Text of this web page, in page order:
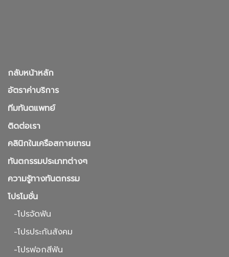
กลับหน้าหลัก
อัตราค่าบริการ
ทีมทันตแพทย์
ติดต่อเรา
คลินิกในเครือสกายเทรน
ทันตกรรมประเภทต่างๆ
ความรู้ทางทันตกรรม
โปรโมชั่น
-โปรจัดฟัน
-โปรประกันสังคม
-โปรฟอกสีฟัน